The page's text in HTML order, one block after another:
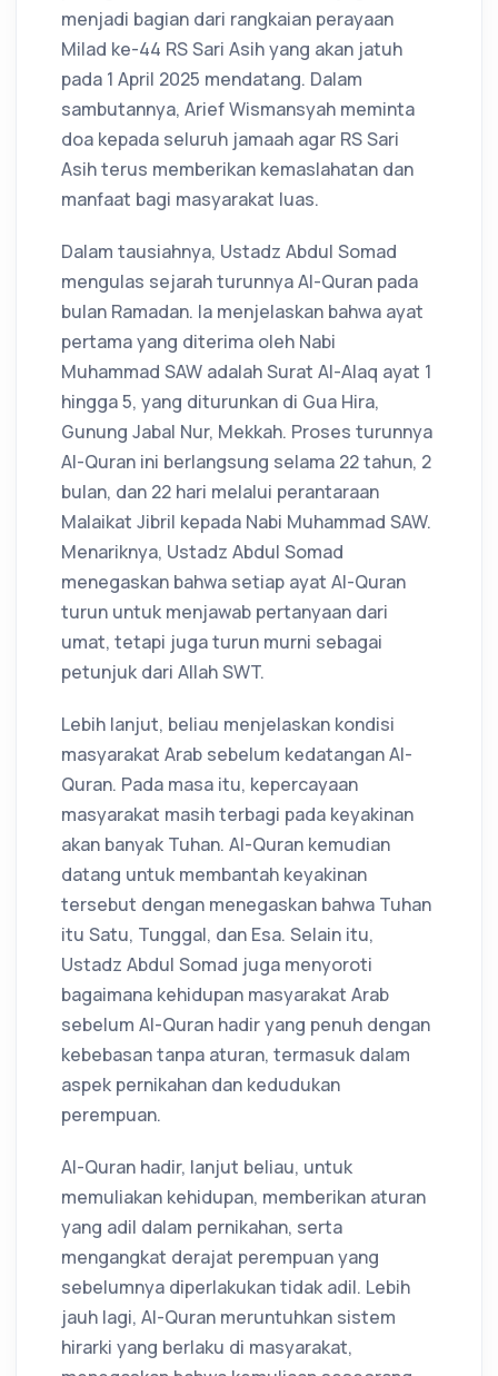
menjadi bagian dari rangkaian perayaan
Milad ke-44 RS Sari Asih yang akan jatuh
pada 1 April 2025 mendatang. Dalam
sambutannya, Arief Wismansyah meminta
doa kepada seluruh jamaah agar RS Sari
Asih terus memberikan kemaslahatan dan
manfaat bagi masyarakat luas.
Dalam tausiahnya, Ustadz Abdul Somad
mengulas sejarah turunnya Al-Quran pada
bulan Ramadan. Ia menjelaskan bahwa ayat
pertama yang diterima oleh Nabi
Muhammad SAW adalah Surat Al-Alaq ayat 1
hingga 5, yang diturunkan di Gua Hira,
Gunung Jabal Nur, Mekkah. Proses turunnya
Al-Quran ini berlangsung selama 22 tahun, 2
bulan, dan 22 hari melalui perantaraan
Malaikat Jibril kepada Nabi Muhammad SAW.
Menariknya, Ustadz Abdul Somad
menegaskan bahwa setiap ayat Al-Quran
turun untuk menjawab pertanyaan dari
umat, tetapi juga turun murni sebagai
petunjuk dari Allah SWT.
Lebih lanjut, beliau menjelaskan kondisi
masyarakat Arab sebelum kedatangan Al-
Quran. Pada masa itu, kepercayaan
masyarakat masih terbagi pada keyakinan
akan banyak Tuhan. Al-Quran kemudian
datang untuk membantah keyakinan
tersebut dengan menegaskan bahwa Tuhan
itu Satu, Tunggal, dan Esa. Selain itu,
Ustadz Abdul Somad juga menyoroti
bagaimana kehidupan masyarakat Arab
sebelum Al-Quran hadir yang penuh dengan
kebebasan tanpa aturan, termasuk dalam
aspek pernikahan dan kedudukan
perempuan.
Al-Quran hadir, lanjut beliau, untuk
memuliakan kehidupan, memberikan aturan
yang adil dalam pernikahan, serta
mengangkat derajat perempuan yang
sebelumnya diperlakukan tidak adil. Lebih
jauh lagi, Al-Quran meruntuhkan sistem
hirarki yang berlaku di masyarakat,